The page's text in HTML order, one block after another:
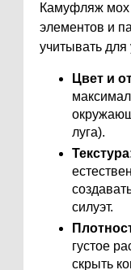
Камуфляж мох
элементов и
учитывать
Цвет и
луга).
силуэт.
густое
скрыть